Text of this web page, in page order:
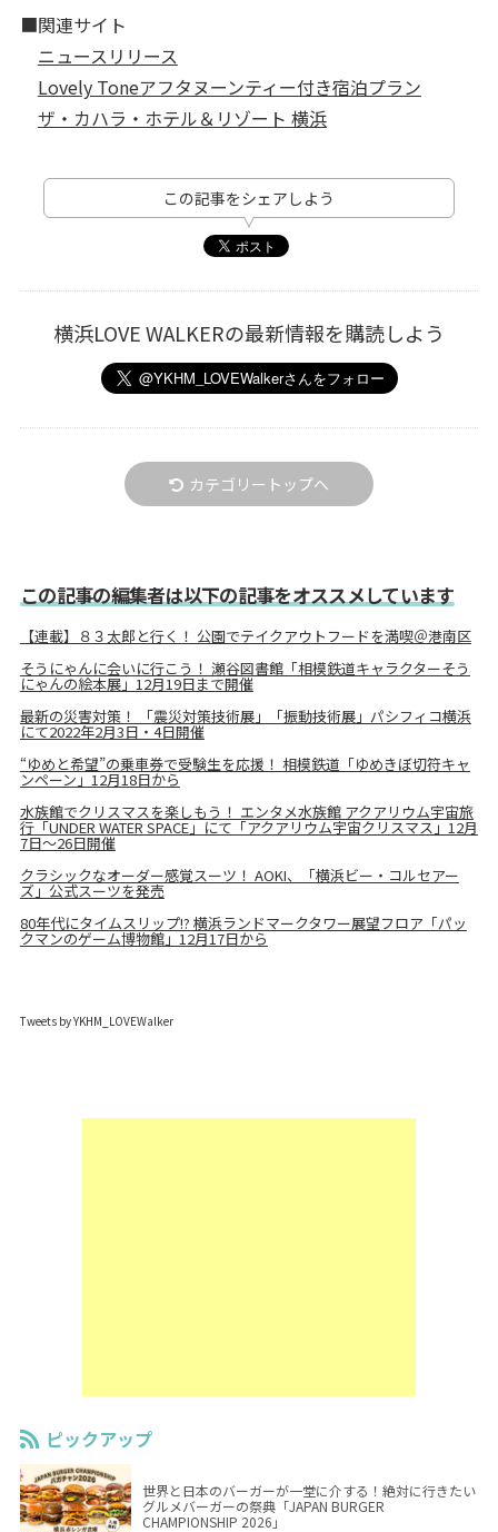
■関連サイト
ニュースリリース
Lovely Toneアフタヌーンティー付き宿泊プラン
ザ・カハラ・ホテル＆リゾート 横浜
この記事をシェアしよう
横浜LOVE WALKERの最新情報を購読しよう
カテゴリートップへ
この記事の編集者は以下の記事をオススメしています
【連載】８３太郎と行く！ 公園でテイクアウトフードを満喫＠港南区
そうにゃんに会いに行こう！ 瀬谷図書館「相模鉄道キャラクターそう
にゃんの絵本展」12月19日まで開催
最新の災害対策！ 「震災対策技術展」「振動技術展」パシフィコ横浜
にて2022年2月3日・4日開催
“ゆめと希望”の乗車券で受験生を応援！ 相模鉄道「ゆめきぼ切符キャ
ンペーン」12月18日から
水族館でクリスマスを楽しもう！ エンタメ水族館 アクアリウム宇宙旅
行「UNDER WATER SPACE」にて「アクアリウム宇宙クリスマス」12月
7日～26日開催
クラシックなオーダー感覚スーツ！ AOKI、「横浜ビー・コルセアー
ズ」公式スーツを発売
80年代にタイムスリップ!? 横浜ランドマークタワー展望フロア「パッ
クマンのゲーム博物館」12月17日から
Tweets by YKHM_LOVEWalker
ピックアップ
世界と日本のバーガーが一堂に介する！絶対に行きたい
グルメバーガーの祭典「JAPAN BURGER
CHAMPIONSHIP 2026」